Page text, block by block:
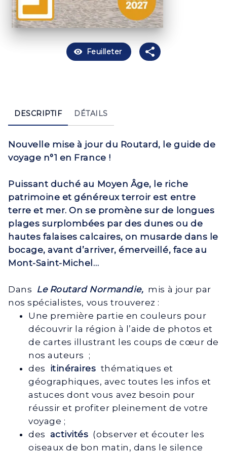
visibility Feuilleter
DESCRIPTIF DÉTAILS
Nouvelle mise à jour du Routard, le guide de
voyage n°1 en France !
Puissant duché au Moyen Âge, le riche
patrimoine et généreux terroir est entre
terre et mer. On se promène sur de longues
plages surplombées par des dunes ou de
hautes falaises calcaires, on musarde dans le
bocage, avant d’arriver, émerveillé, face au
Mont-Saint-Michel…
Dans Le Routard Normandie, mis à jour par
nos spécialistes, vous trouverez :
Une première partie en couleurs pour
découvrir la région à l’aide de photos et
de cartes illustrant les coups de cœur de
nos auteurs ;
des itinéraires thématiques et
géographiques, avec toutes les infos et
astuces dont vous avez besoin pour
réussir et profiter pleinement de votre
voyage ;
des activités (observer et écouter les
oiseaux de bon matin, dans le silence